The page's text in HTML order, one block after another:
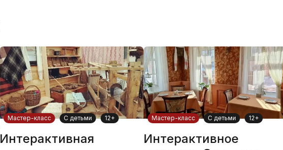
Мастер-класс С детьми 12+
Интерактивная
Мастер-класс С детьми 12+
Интерактивное